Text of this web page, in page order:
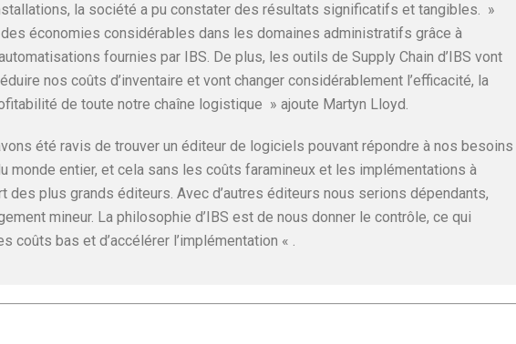
la société a pu constater des résultats significatifs et tangibles. »
économies considérables dans les domaines administratifs grâce à
fournies par IBS. De plus, les outils de Supply Chain d’IBS vont
nos coûts d’inventaire et vont changer considérablement l’efficacité, la
de toute notre chaîne logistique » ajoute Martyn Lloyd.
été ravis de trouver un éditeur de logiciels pouvant répondre à nos besoins
monde entier, et cela sans les coûts faramineux et les implémentations à
des plus grands éditeurs. Avec d’autres éditeurs nous serions dépendants,
mineur. La philosophie d’IBS est de nous donner le contrôle, ce qui
coûts bas et d’accélérer l’implémentation « .